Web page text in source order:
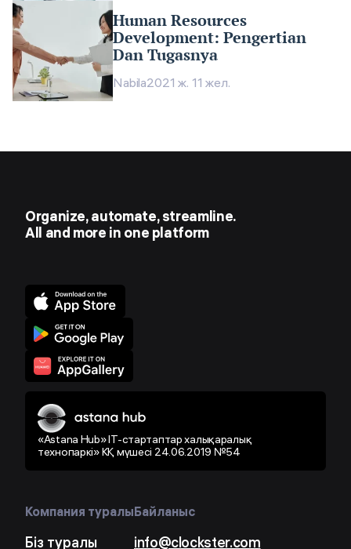
Human Resources
Development: Pengertian
Dan Tugasnya
Nabila2021 ж. 11 жел.
Organize, automate, streamline.
All and more in one platform
«Astana Hub» IT-стартаптар халықаралық
технопаркі» КҚ мүшесі 24.06.2019 №54
Компания туралы
Біз туралы
Байланыс
info@clockster.com